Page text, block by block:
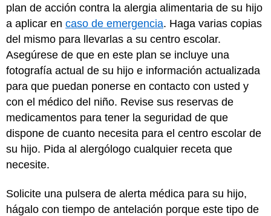
plan de acción contra la alergia alimentaria de su hijo
a aplicar en caso de emergencia. Haga varias copias
del mismo para llevarlas a su centro escolar.
Asegúrese de que en este plan se incluye una
fotografía actual de su hijo e información actualizada
para que puedan ponerse en contacto con usted y
con el médico del niño. Revise sus reservas de
medicamentos para tener la seguridad de que
dispone de cuanto necesita para el centro escolar de
su hijo. Pida al alergólogo cualquier receta que
necesite.
Solicite una pulsera de alerta médica para su hijo,
hágalo con tiempo de antelación porque este tipo de